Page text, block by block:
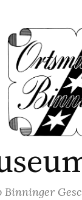
Binninger